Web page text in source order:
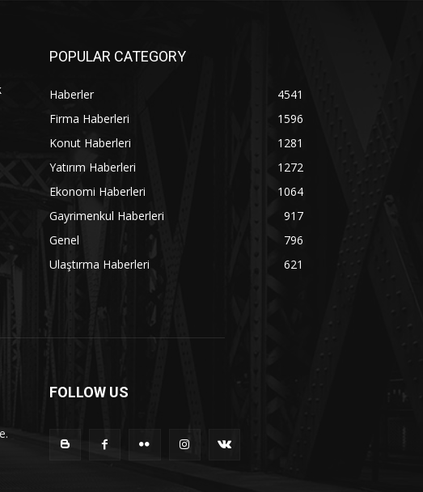
POPULAR CATEGORY
Haberler
4541
Firma Haberleri
1596
Konut Haberleri
1281
Yatırım Haberleri
1272
Ekonomi Haberleri
1064
Gayrimenkul Haberleri
917
Genel
796
Ulaştırma Haberleri
621
FOLLOW US